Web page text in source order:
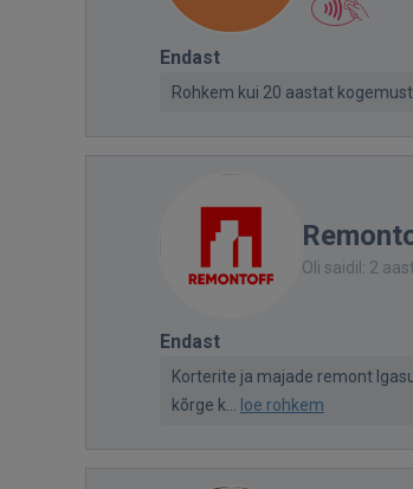
Endast
Rohkem kui 20 aastat
Oli saidil: 2
Endast
Korterite ja majade remont
kõrge k...
loe rohkem